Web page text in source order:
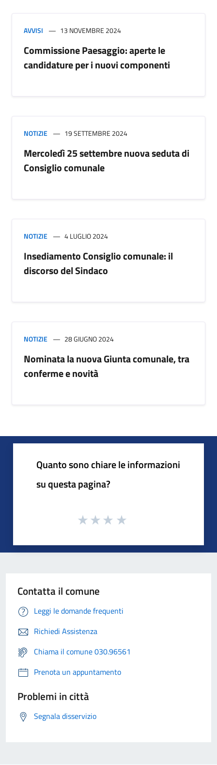
AVVISI 13 NOVEMBRE 2024
Commissione Paesaggio: aperte le
candidature per i nuovi componenti
NOTIZIE 19 SETTEMBRE 2024
Mercoledì 25 settembre nuova seduta di
Consiglio comunale
NOTIZIE 4 LUGLIO 2024
Insediamento Consiglio comunale: il
discorso del Sindaco
NOTIZIE 28 GIUGNO 2024
Nominata la nuova Giunta comunale, tra
conferme e novità
Quanto sono chiare le informazioni
su questa pagina?
Contatta il comune
Leggi le domande frequenti
Richiedi Assistenza
Chiama il comune 030.96561
Prenota un appuntamento
Problemi in città
Segnala disservizio